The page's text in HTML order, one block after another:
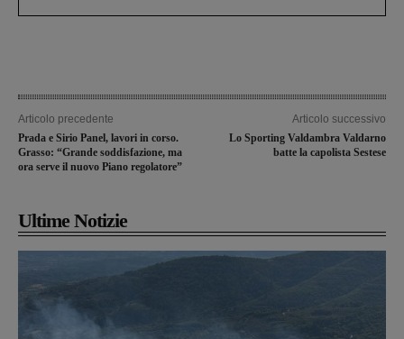
Articolo precedente
Prada e Sirio Panel, lavori in corso.
Grasso: “Grande soddisfazione, ma
ora serve il nuovo Piano regolatore”
Articolo successivo
Lo Sporting Valdambra Valdarno
batte la capolista Sestese
Ultime Notizie